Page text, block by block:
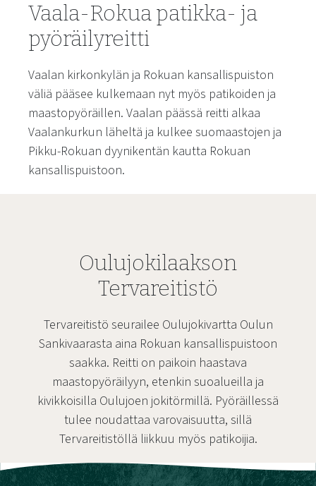
Vaala-Rokua patikka- ja
pyöräilyreitti
Vaalan kirkonkylän ja Rokuan kansallispuiston
väliä pääsee kulkemaan nyt myös patikoiden ja
maastopyöräillen. Vaalan päässä reitti alkaa
Vaalankurkun läheltä ja kulkee suomaastojen ja
Pikku-Rokuan dyynikentän kautta Rokuan
kansallispuistoon.
Oulujokilaakson
Tervareitistö
Tervareitistö seurailee Oulujokivartta Oulun
Sankivaarasta aina Rokuan kansallispuistoon
saakka. Reitti on paikoin haastava
maastopyöräilyyn, etenkin suoalueilla ja
kivikkoisilla Oulujoen jokitörmillä. Pyöräillessä
tulee noudattaa varovaisuutta, sillä
Tervareitistöllä liikkuu myös patikoijia.